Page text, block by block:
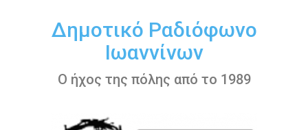
περιεχόμενοΔημοτικό Ραδιόφωνο
Ιωαννίνων
Ο ήχος της πόλης από το 1989